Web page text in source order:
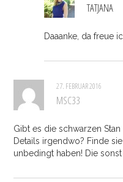
TATJANA
Daaanke, da freue
27. FEBRUAR 2016
MSC33
Gibt es die schwarzen
Details irgendwo? Finde
unbedingt haben! Die